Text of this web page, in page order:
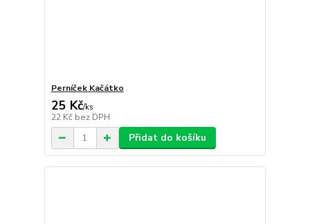
Perníček Kačátko
25 Kč/ks
22 Kč bez DPH
Přidat do košíku